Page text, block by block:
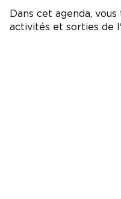
Dans cet agenda,
activités et sorties de